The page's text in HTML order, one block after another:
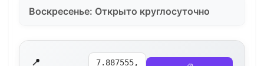
Воскресенье: Открыто круглосуточно
📍
7.887555,